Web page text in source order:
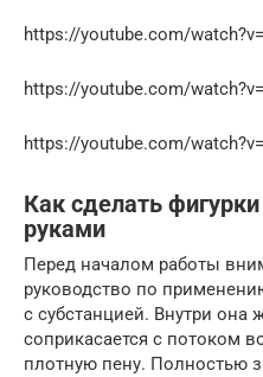
https://youtube.com/
https://youtube.com/
https://youtube.com/
Как сделать
руками
Перед началом работы
руководство по
с субстанцией. Внутри она
соприкасается с потоком
плотную пену. Полностью